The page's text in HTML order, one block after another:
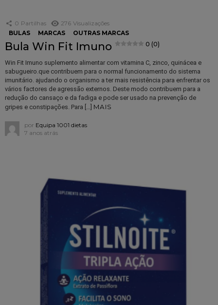
0 Partilhas 276 Visualizações
BULAS
MARCAS OUTRAS MARCAS
Bula Win Fit Imuno 0 (0)
Win Fit Imuno suplemento alimentar com vitamina C, zinco, quinácea e
sabugueiro.que contribuem para o normal funcionamento do sistema
imunitário. ajudando o organismo a ter mais resistência para enfrentar os
vários factores de agressão externos. Deste modo contribuem para a
redução do cansaço e da fadiga e pode ser usado na prevenção de
gripes e constipações. Para […] MAIS
por Equipa 1001 dietas
7 anos atrás